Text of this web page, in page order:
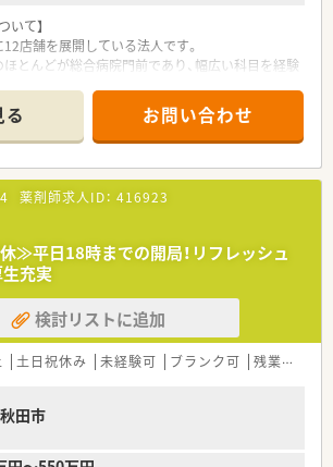
いて】
店舗を展開している法人です。
とんどが総合病院門前であり、幅広い科目を経験
愛される薬局づくりを目指し、特に在宅訪問に関
に力を入れているのが特徴です。
需状況について】
にあるこの店舗はJR花輪線の柴平駅から車で5
位置している店舗です。
として多岐にわたる応需科目で1日あたり100枚
け付けているのが特徴です。
事務は4名体制で運営しており、多科目の処方箋
スキルアップが望めます。
いて】
日あり、土日祝休みとリフレッシュ休暇なども
休める環境が整っています。
日、年末年始休暇は4日取得でき、長期休暇制度の
お問い合わせ
薬剤師求人ID： 416923
休≫平日18時までの開局！リフレッシュ
充実
検討リストに追加
土日祝休み 未経験可 ブランク可 残業なし(ほぼなし含む)
田市